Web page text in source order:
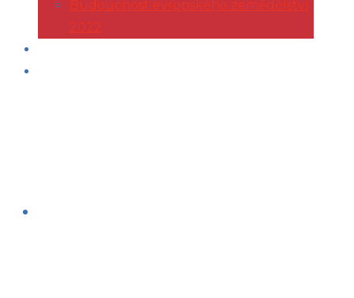
Budoucnost evropského zemědělství
2022